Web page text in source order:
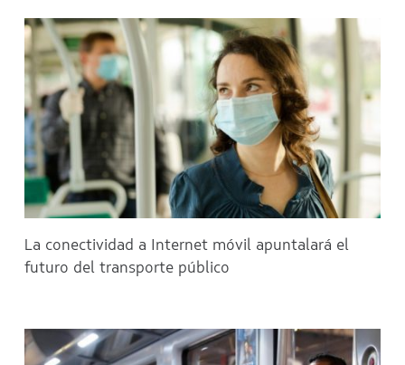
La conectividad a Internet móvil apuntalará el
futuro del transporte público